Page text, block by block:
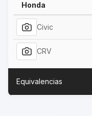
Honda
Civic
CRV
Equivalencias